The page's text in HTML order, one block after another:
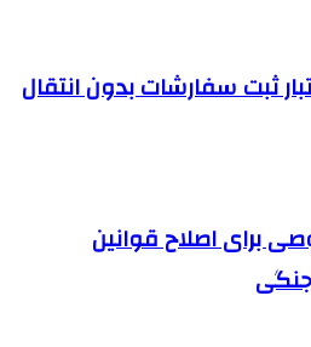
ثبت سفارشات بدون انتقال
برای اصلاح قوانین